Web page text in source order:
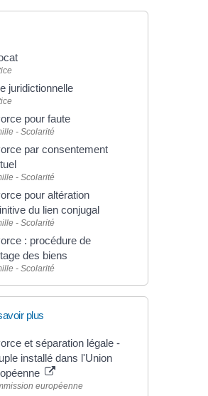
juridictionnelle
pour faute
- Scolarité
par consentement
- Scolarité
pour altération
du lien conjugal
- Scolarité
: procédure de
des biens
- Scolarité
plus
et séparation légale -
installé dans l'Union
européenne